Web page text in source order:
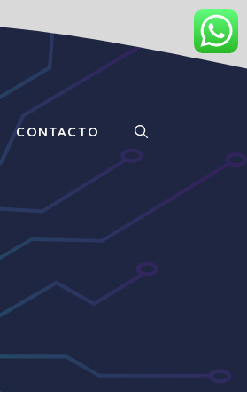
CONTACTO